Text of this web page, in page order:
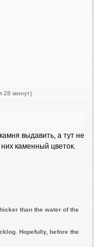
28 минут)
выдавить, а тут не
каменный цветок.
than the water of the
Hopefully, before the